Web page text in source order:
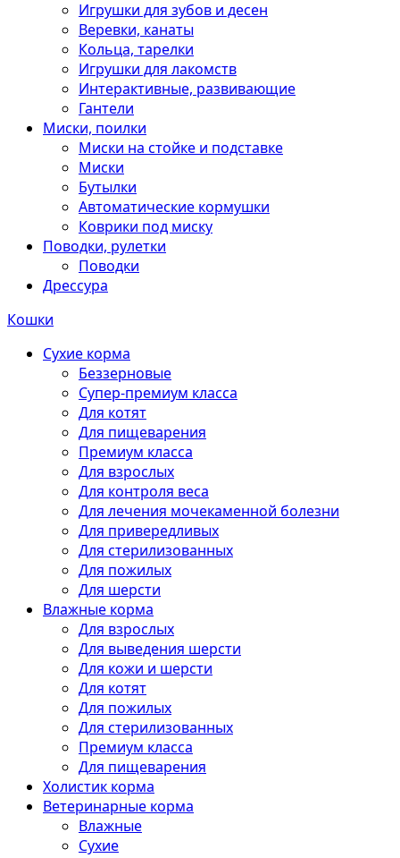
Игрушки для зубов и десен
Веревки, канаты
Кольца, тарелки
Игрушки для лакомств
Интерактивные, развивающие
Гантели
Миски, поилки
Миски на стойке и подставке
Миски
Бутылки
Автоматические кормушки
Коврики под миску
Поводки, рулетки
Поводки
Дрессура
Кошки
Сухие корма
Беззерновые
Супер-премиум класса
Для котят
Для пищеварения
Премиум класса
Для взрослых
Для контроля веса
Для лечения мочекаменной болезни
Для привередливых
Для стерилизованных
Для пожилых
Для шерсти
Влажные корма
Для взрослых
Для выведения шерсти
Для кожи и шерсти
Для котят
Для пожилых
Для стерилизованных
Премиум класса
Для пищеварения
Холистик корма
Ветеринарные корма
Влажные
Сухие